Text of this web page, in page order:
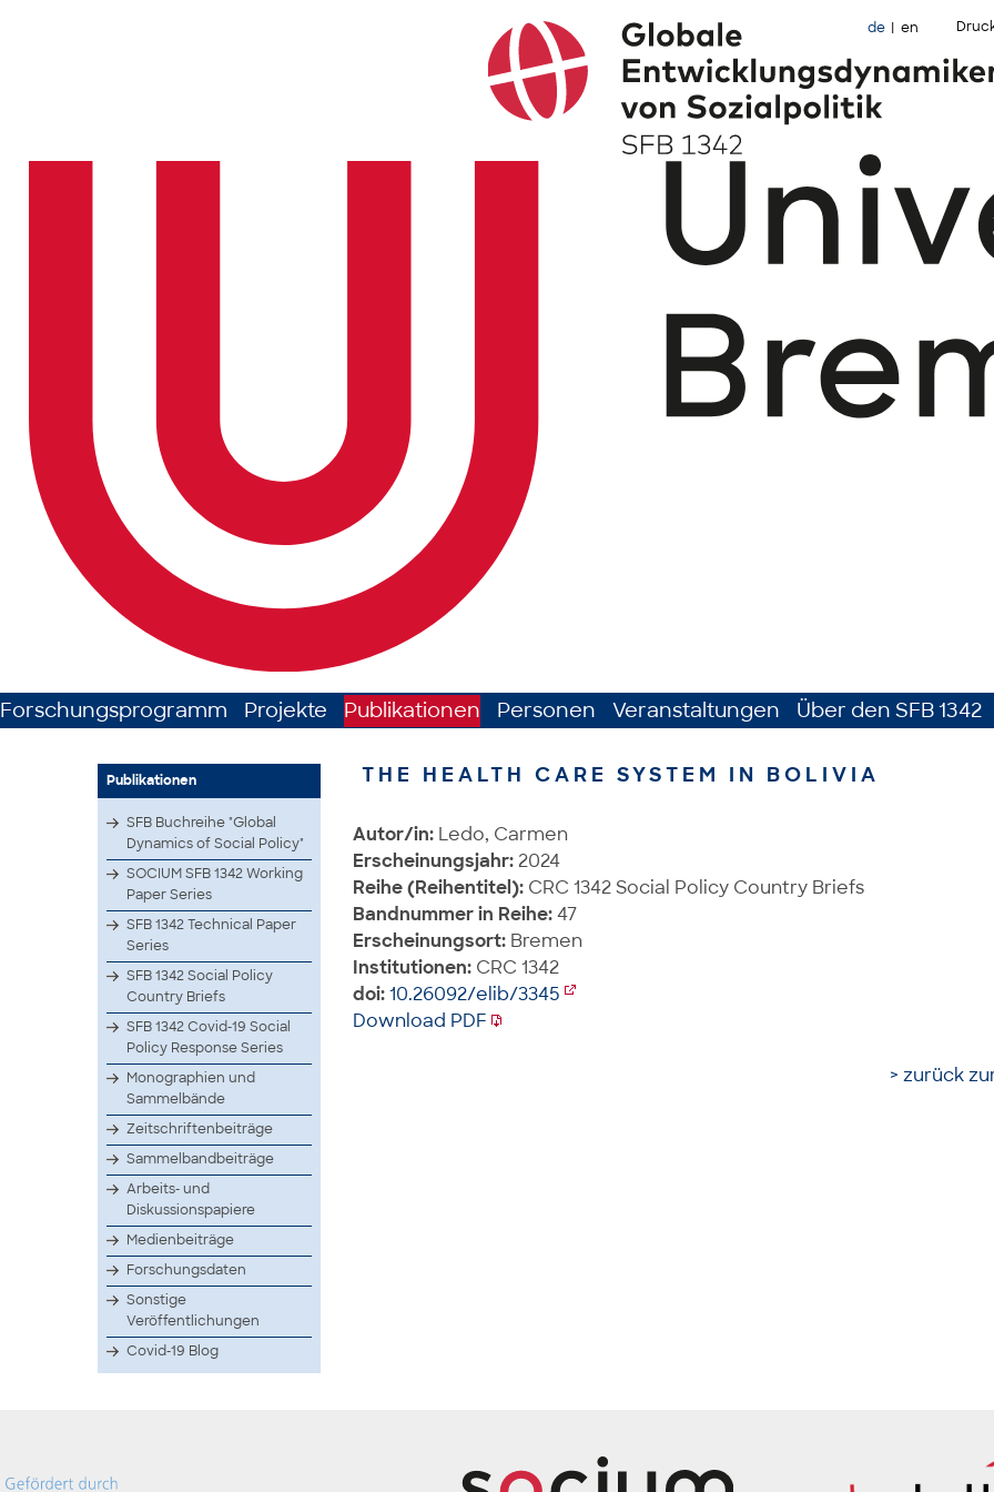
de en
Forschungsprogramm Projekte Publikationen Personen Veranstaltungen Über den SFB 1342
Publikationen
SFB Buchreihe "Global
Dynamics of Social Policy"
SOCIUM SFB 1342 Working
Paper Series
SFB 1342 Technical Paper
Series
SFB 1342 Social Policy
Country Briefs
SFB 1342 Covid-19 Social
Policy Response Series
Monographien und
Sammelbände
Zeitschriftenbeiträge
Sammelbandbeiträge
Arbeits- und
Diskussionspapiere
Medienbeiträge
Forschungsdaten
Sonstige
Veröffentlichungen
Covid-19 Blog
THE HEALTH CARE SYSTEM IN BOLIVIA
Autor/in: Ledo, Carmen
Erscheinungsjahr: 2024
Reihe (Reihentitel): CRC 1342 Social Policy Country Briefs
Bandnummer in Reihe:47
Erscheinungsort: Bremen
Institutionen: CRC 1342
doi:10.26092/elib/3345
Download PDF
> zurück